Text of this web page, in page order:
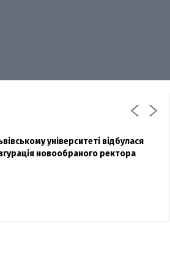
Дак
не лікує, лише притуплює біль»:
"Азовсталі" Діанов вдруге
та показав фото з весілля
університеті відбулася
новообраного ректора